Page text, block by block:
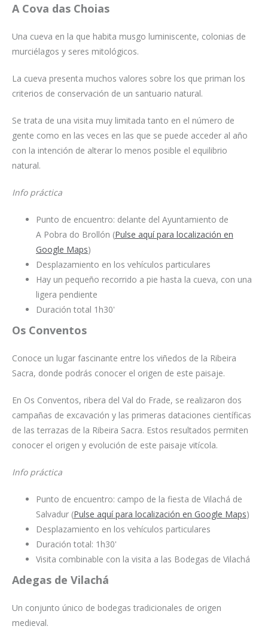
A Cova das Choias
Una cueva en la que habita musgo luminiscente, colonias de
murciélagos y seres mitológicos.
La cueva presenta muchos valores sobre los que priman los
criterios de conservación de un santuario natural.
Se trata de una visita muy limitada tanto en el número de
gente como en las veces en las que se puede acceder al año
con la intención de alterar lo menos posible el equilibrio
natural.
Info práctica
Punto de encuentro: delante del Ayuntamiento de
A Pobra do Brollón (Pulse aquí para localización en
Google Maps)
Desplazamiento en los vehículos particulares
Hay un pequeño recorrido a pie hasta la cueva, con una
ligera pendiente
Duración total 1h30'
Os Conventos
Conoce un lugar fascinante entre los viñedos de la Ribeira
Sacra, donde podrás conocer el origen de este paisaje.
En Os Conventos, ribera del Val do Frade, se realizaron dos
campañas de excavación y las primeras dataciones científicas
de las terrazas de la Ribeira Sacra. Estos resultados permiten
conocer el origen y evolución de este paisaje vitícola.
Info práctica
Punto de encuentro: campo de la fiesta de Vilachá de
Salvadur (Pulse aquí para localización en Google Maps)
Desplazamiento en los vehículos particulares
Duración total: 1h30'
Visita combinable con la visita a las Bodegas de Vilachá
Adegas de Vilachá
Un conjunto único de bodegas tradicionales de origen
medieval.